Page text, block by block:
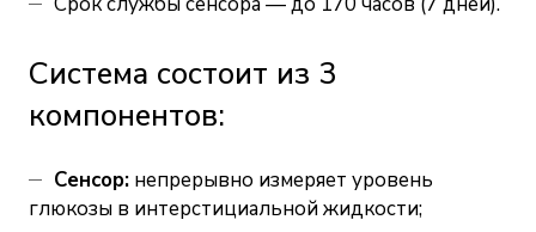
Система состоит из 3
компонентов:
Сенсор: непрерывно измеряет уровень
глюкозы в интерстициальной жидкости;